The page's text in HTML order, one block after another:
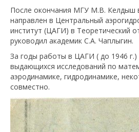
После окончания МГУ М.В. Келдыш
направлен в Центральный
институт (ЦАГИ) в Теоретический
руководил академик С.А. Чаплыгин.
За годы работы в ЦАГИ ( до 1946
выдающихся исследований по
аэродинамике, гидродинамике,
совместно.